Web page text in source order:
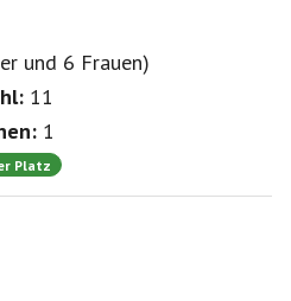
und 6 Frauen)
11
1
Platz